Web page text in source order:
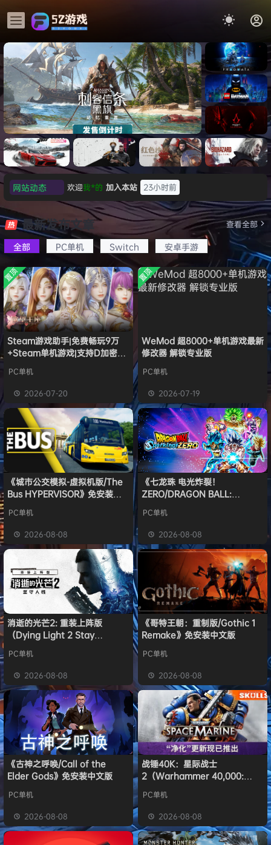
《刺客信条：黑旗 记忆重置-
虚拟机版/Assassin’s Creed
Black Flag Resynced
HYPERVISOR》免安装中文
版
《识质存
在/PRAG
MATA》
免安装中
文版
《乐高蝙
蝠侠：黑
暗骑士之
Legacy
of the
Dark
Knight》
免安装中
文版
影/Assas
sin’s
Creed
Shadow
s》免安装
版，非虚
拟机
极限竞
速：地平
线
6（Forza
Horizon
6）免安装
中文版
《原子之
心/Atomi
c
Heart》
免安装中
文版
红色沙漠-
虚拟机版
（Crimso
n Desert
HYPERVI
SOR）免
安装中文
版
生化危机
9：安魂
曲
（Reside
nt Evil
Requiem
）免安装
中文版
网站动态
欢迎我*的 加入本站
欢迎D****Z 加入本站 8月7日
欢迎有*酱 加入本站 8月7日
e******i 签到获取 43 点积分 8月7日
欢迎Q*H 加入本站 8月6日
欢迎e******i 加入本站
8月6日
签到获取 点积分 8月6日
欢迎普洱 加入本站 8月6日
欢迎0**3 加入本站 8月6日
欢迎c***s 加入本站
欢迎V****y 加入本站
欢迎兔**** 加入本站 15小时前
欢迎q********6 加入本站
17小时前
64 点积分
加入本站
最新发布文章
全部 PC单机 Switch 安卓手游
查看全部
置顶
Steam游戏助手|免费畅玩9万
+Steam单机游戏|支持D加密以
PC单机
2026-07-20
置顶
WeMod 超8000+单机游戏最新
修改器 解锁专业版
PC单机
2026-07-19
《城市公交模拟-虚拟机版/The
Bus HYPERVISOR》免安装中
PC单机
2026-08-08
《七龙珠 电光炸裂！
ZERO/DRAGON BALL:
版
PC单机
2026-08-08
消逝的光芒2: 重装上阵版
（Dying Light 2 Stay
免安装中文版
PC单机
2026-08-08
《哥特王朝：重制版/Gothic 1
Remake》免安装中文版
PC单机
2026-08-08
《古神之呼唤/Call of the
Elder Gods》免安装中文版
PC单机
2026-08-08
战锤40K：星际战士
2（Warhammer 40,000:
版
PC单机
2026-08-08